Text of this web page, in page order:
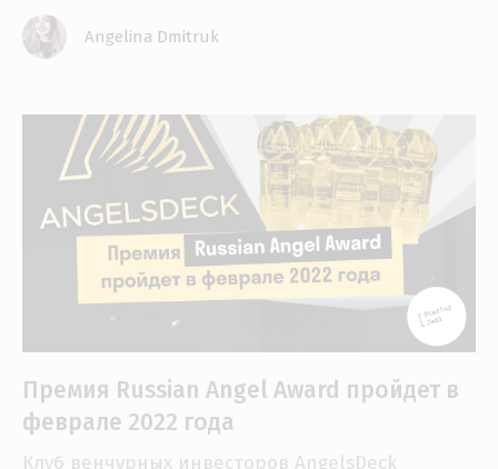
Angelina Dmitruk
Премия Russian Angel Award пройдет в
феврале 2022 года
Клуб венчурных инвесторов AngelsDeck